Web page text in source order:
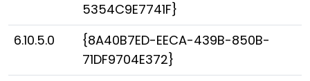
5354C9E7741F}
6.10.5.0
{8A40B7ED-EECA-439B-850B-
71DF9704E372}